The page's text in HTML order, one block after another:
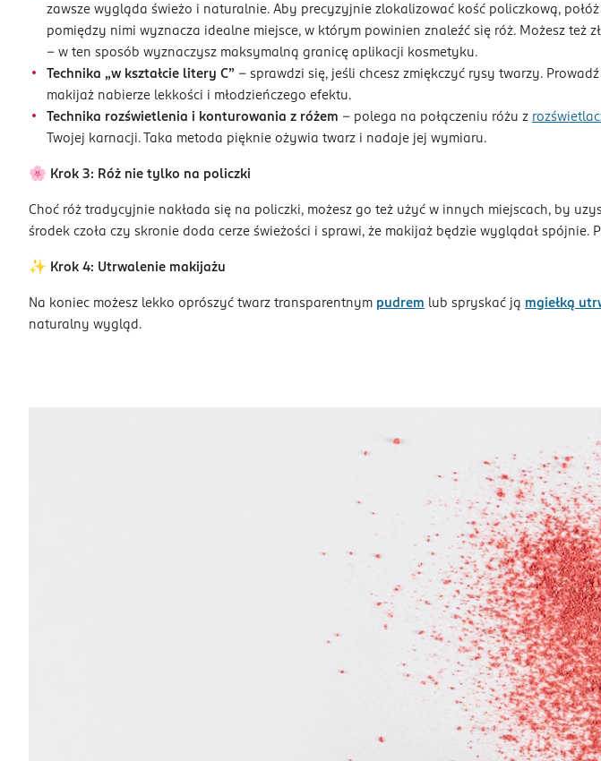
zawsze wygląda świeżo i naturalnie. Aby precyzyjnie zlokalizować kość policzkową,
pomiędzy nimi wyznacza idealne miejsce, w którym powinien znaleźć się róż. Możesz też
– w ten sposób wyznaczysz maksymalną granicę aplikacji kosmetyku.
Technika „w kształcie litery C” – sprawdzi się, jeśli chcesz zmiękczyć rysy twarzy.
makijaż nabierze lekkości i młodzieńczego efektu.
Technika rozświetlenia i konturowania z różem – polega na połączeniu różu z
Twojej karnacji. Taka metoda pięknie ożywia twarz i nadaje jej wymiaru.
🌸 Krok 3: Róż nie tylko na policzki
Choć róż tradycyjnie nakłada się na policzki, możesz go też użyć w innych miejscach, by
środek czoła czy skronie doda cerze świeżości i sprawi, że makijaż będzie wyglądał
✨ Krok 4: Utrwalenie makijażu
Na koniec możesz lekko oprószyć twarz transparentnym pudrem lub spryskać ją mgiełką
naturalny wygląd.